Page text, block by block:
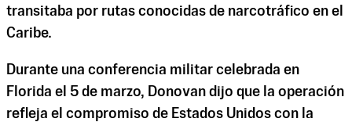
transitaba por rutas conocidas de narcotráfico en el
Caribe.
Durante una conferencia militar celebrada en
Florida el 5 de marzo, Donovan dijo que la operación
refleja el compromiso de Estados Unidos con la